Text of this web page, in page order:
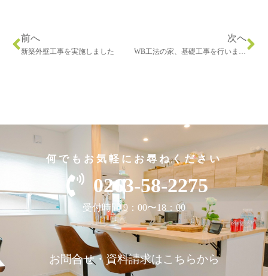
前へ
新築外壁工事を実施しました
次へ
WB工法の家、基礎工事を行いました。
何でもお気軽にお尋ねください
0263-58-2275
受付時間 9：00〜18：00
お問合せ・資料請求はこちらから